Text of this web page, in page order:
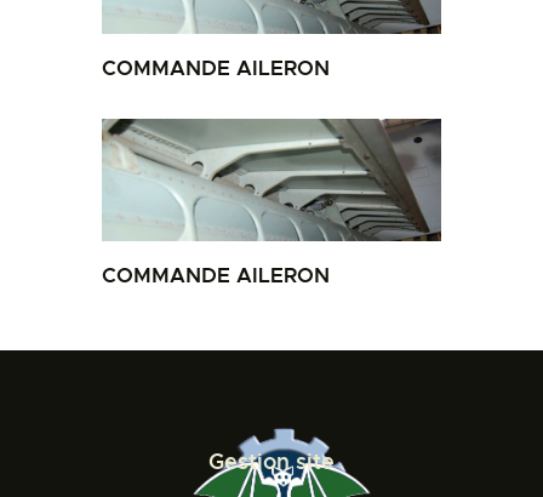
COMMANDE AILERON
COMMANDE AILERON
Gestion site